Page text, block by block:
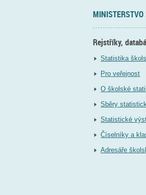
Rejstříky,
Statistika
Pro veřejnost
O školské
Sběry
Statistické
Číselníky a
Adresáře